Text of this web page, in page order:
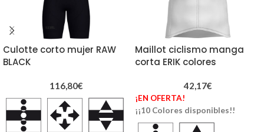
Culotte corto mujer RAW
BLACK
116,80€
Maillot ciclismo manga
corta ERIK colores
42,17€
¡EN OFERTA!
¡¡10 Colores disponibles!!